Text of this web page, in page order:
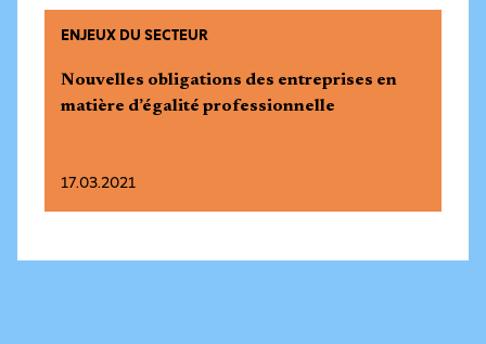
ENJEUX DU SECTEUR
Nouvelles obligations des entreprises en
matière d’égalité professionnelle
17.03.2021